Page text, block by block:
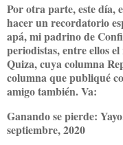
Por otra parte, este día,
hacer un recordatorio
apá, mi padrino de
periodistas, entre ellos
Quiza, cuya columna
columna que publiqué
amigo también. Va:
Ganando se pierde:
septiembre, 2020